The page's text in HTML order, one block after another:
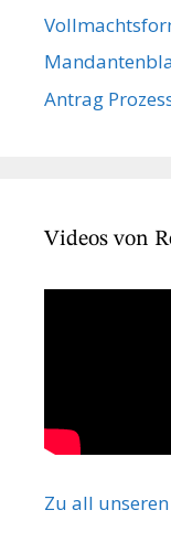
Antrag
Videos von
Zu all